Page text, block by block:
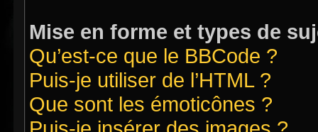
Mise en forme et types de
Qu’est-ce que le BBCode ?
Puis-je utiliser de l’HTML ?
Que sont les émoticônes ?